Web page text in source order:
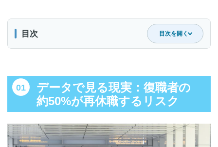
目次 目次を開く
5年以内に半数が再発するという統計
厚生労働省「職場復帰支援の手引き」と現場のギャップ
根本原因は「個人の資質」ではなく「組織の属人化」
復職者の心理的リスク ①：焦りによる「見切り発車」
復職者の心理的リスク ②：罪悪感からの「アクセル全開」
データで見る現実：復職者の
約50%が再休職するリスク